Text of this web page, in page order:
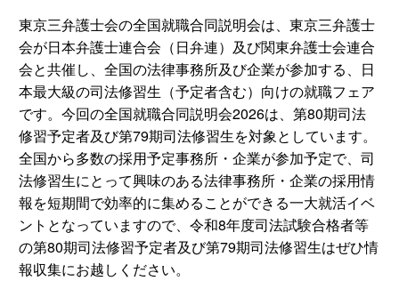
東京三弁護士会の全国就職合同説明会は、東京三弁護士
会が日本弁護士連合会（日弁連）及び関東弁護士会連合
会と共催し、全国の法律事務所及び企業が参加する、日
本最大級の司法修習生（予定者含む）向けの就職フェア
です。今回の全国就職合同説明会2026は、第80期司法
修習予定者及び第79期司法修習生を対象としています。
全国から多数の採用予定事務所・企業が参加予定で、司
法修習生にとって興味のある法律事務所・企業の採用情
報を短期間で効率的に集めることができる一大就活イベ
ントとなっていますので、令和8年度司法試験合格者等
の第80期司法修習予定者及び第79期司法修習生はぜひ情
報収集にお越しください。